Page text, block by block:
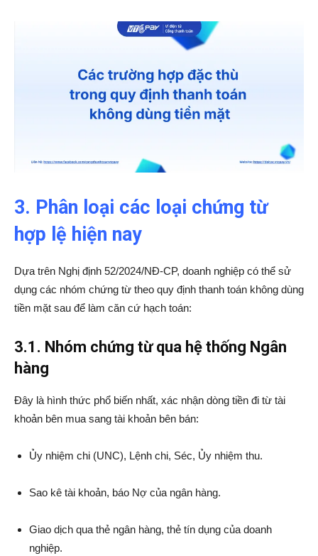
3. Phân loại các loại chứng từ
hợp lệ hiện nay
Dựa trên Nghị định 52/2024/NĐ-CP, doanh nghiệp có thể sử
dụng các nhóm chứng từ theo quy định thanh toán không dùng
tiền mặt sau để làm căn cứ hạch toán:
3.1. Nhóm chứng từ qua hệ thống Ngân
hàng
Đây là hình thức phổ biến nhất, xác nhận dòng tiền đi từ tài
khoản bên mua sang tài khoản bên bán:
Ủy nhiệm chi (UNC), Lệnh chi, Séc, Ủy nhiệm thu.
Sao kê tài khoản, báo Nợ của ngân hàng.
Giao dịch qua thẻ ngân hàng, thẻ tín dụng của doanh
nghiệp.